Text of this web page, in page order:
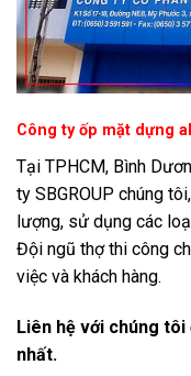
Công ty ốp mặt dựng
Tại TPHCM, Bình
ty SBGROUP chúng
lượng, sử dụng các
Đội ngũ thợ thi công
việc và khách hàng.
Liên hệ với chúng
nhất.